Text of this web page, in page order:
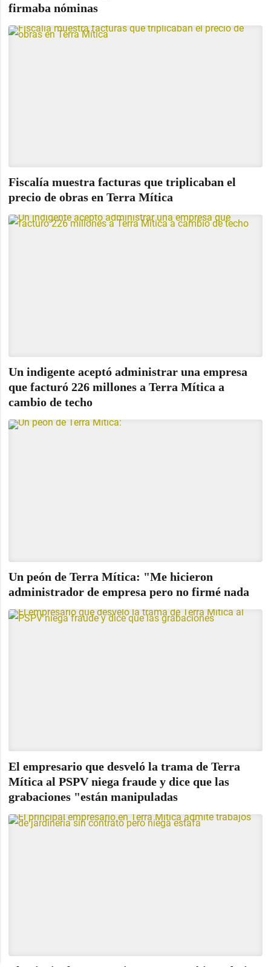
firmaba nóminas
Fiscalía muestra facturas que triplicaban el
precio de obras en Terra Mítica
Un indigente aceptó administrar una empresa
que facturó 226 millones a Terra Mítica a
cambio de techo
Un peón de Terra Mítica: "Me hicieron
administrador de empresa pero no firmé nada
El empresario que desveló la trama de Terra
Mítica al PSPV niega fraude y dice que las
grabaciones "están manipuladas